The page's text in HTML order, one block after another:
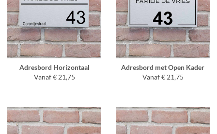
Adresbord Horizontaal
Vanaf € 21,75
Adresbord met Open Kader
Vanaf € 21,75